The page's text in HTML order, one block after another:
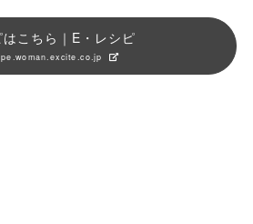
はこちら｜E・レシピ